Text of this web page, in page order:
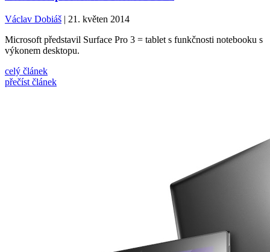
Václav Dobiáš | 21. květen 2014
Microsoft představil Surface Pro 3 = tablet s funkčnosti notebooku s
výkonem desktopu.
celý článek
přečíst článek